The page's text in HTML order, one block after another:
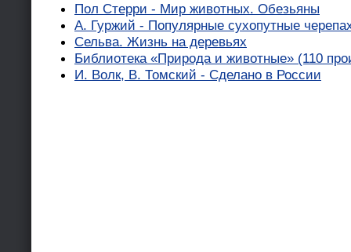
Пол Стерри - Мир животных. Обезьяны
А. Гуржий - Популярные сухопутные
Сельва. Жизнь на деревьях
Библиотека «Природа и животные» (110
И. Волк, В. Томский - Сделано в России